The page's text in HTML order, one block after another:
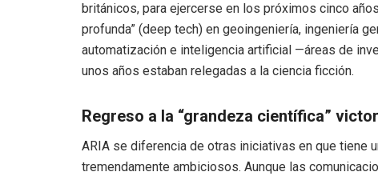
británicos, para ejercerse en los próximos cinco
profunda” (deep tech) en geoingeniería, ingeniería
automatización e inteligencia artificial —áreas de
unos años estaban relegadas a la ciencia ficción.
Regreso a la “grandeza científica”
ARIA se diferencia de otras iniciativas en que tiene
tremendamente ambiciosos. Aunque las